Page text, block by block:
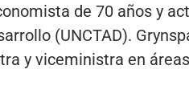
de 70 años y
(UNCTAD).
y viceministra en